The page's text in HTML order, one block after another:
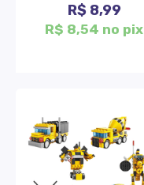
R$ 8,99
R$ 8,54 no pix